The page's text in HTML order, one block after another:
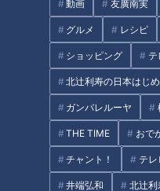
動画 友廣南実
グルメ レシピ
ショッピング テ
北辻利寿の日本はじ
ガンバレルーヤ
THE TIME おで
チャント！ テレ
井端弘和 北辻利
体操競技チーム日本一を決定
る「第77回全日本体操団体選